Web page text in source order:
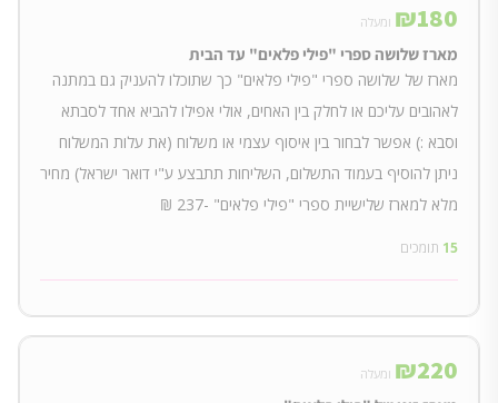
₪180 ומעלה
מארז שלושה ספרי "פילי פלאים" עד הבית
מארז של שלושה ספרי "פילי פלאים" כך שתוכלו להעניק גם במתנה
לאהובים עליכם או לחלק בין האחים, אולי אפילו להביא אחד לסבתא
וסבא :) אפשר לבחור בין איסוף עצמי או משלוח (את עלות המשלוח
ניתן להוסיף בעמוד התשלום, השליחות תתבצע ע"י דואר ישראל) מחיר
מלא למארז שלישיית ספרי "פילי פלאים" -237 ₪
15 תומכים
₪220 ומעלה